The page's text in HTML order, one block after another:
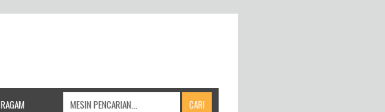
RAGAM